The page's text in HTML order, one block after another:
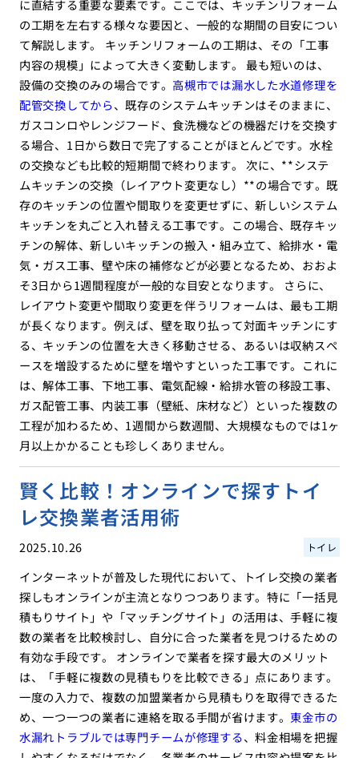
に直結する重要な要素です。ここでは、キッチンリフォーム
の工期を左右する様々な要因と、一般的な期間の目安につい
て解説します。 キッチンリフォームの工期は、その「工事
内容の規模」によって大きく変動します。 最も短いのは、
設備の交換のみの場合です。 高槻市では漏水した水道修理を
配管交換してから、既存のシステムキッチンはそのままに、
ガスコンロやレンジフード、食洗機などの機器だけを交換す
る場合、1日から数日で完了することがほとんどです。水栓
の交換なども比較的短期間で終わります。 次に、**システ
ムキッチンの交換（レイアウト変更なし）**の場合です。既
存のキッチンの位置や間取りを変更せずに、新しいシステム
キッチンを丸ごと入れ替える工事です。この場合、既存キッ
チンの解体、新しいキッチンの搬入・組み立て、給排水・電
気・ガス工事、壁や床の補修などが必要となるため、おおよ
そ3日から1週間程度が一般的な目安となります。 さらに、
レイアウト変更や間取り変更を伴うリフォームは、最も工期
が長くなります。例えば、壁を取り払って対面キッチンにす
る、キッチンの位置を大きく移動させる、あるいは収納スペ
ースを増設するために壁を増やすといった工事です。これに
は、解体工事、下地工事、電気配線・給排水管の移設工事、
ガス配管工事、内装工事（壁紙、床材など）といった複数の
工程が加わるため、1週間から数週間、大規模なものでは1ヶ
月以上かかることも珍しくありません。
賢く比較！オンラインで探すトイ
レ交換業者活用術
2025.10.26 トイレ
インターネットが普及した現代において、トイレ交換の業者
探しもオンラインが主流となりつつあります。特に「一括見
積もりサイト」や「マッチングサイト」の活用は、手軽に複
数の業者を比較検討し、自分に合った業者を見つけるための
有効な手段です。 オンラインで業者を探す最大のメリット
は、「手軽に複数の見積もりを比較できる」点にあります。
一度の入力で、複数の加盟業者から見積もりを取得できるた
め、一つ一つの業者に連絡を取る手間が省けます。 東金市の
水漏れトラブルでは専門チームが修理する、料金相場を把握